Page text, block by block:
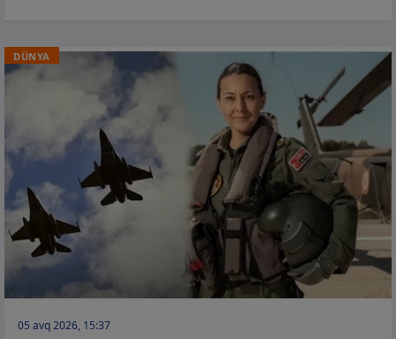
DÜNYA
05 avq 2026, 15:37